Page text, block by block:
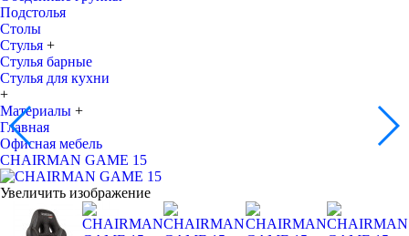
Подстолья
Столы
Стулья +
Стулья барные
Стулья для кухни
+
Материалы +
Главная
Офисная мебель
CHAIRMAN GAME 15
Увеличить изображение